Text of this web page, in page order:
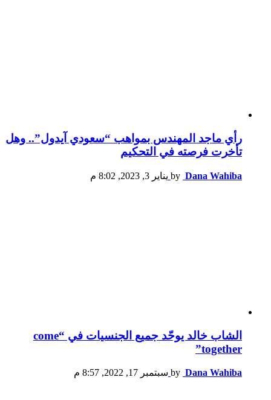
رأي ماجد المهندس بمواهب “سعودي آيدول”.. وهل
تأخرت فرصته في التحكيم
by Dana Wahiba يناير 3, 2023, 8:02 م
الشاب خالد يوحّد جميع الجنسيات في “come
together”
by Dana Wahiba سبتمبر 17, 2022, 8:57 م